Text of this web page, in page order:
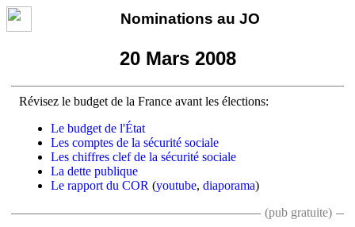
Nominations au JO
20 Mars 2008
Révisez le budget de la France avant les élections:
Le budget de l'État
Les comptes de la sécurité sociale
Les chiffres clef de la sécurité sociale
La dette publique
Le rapport du COR (youtube, diaporama)
(pub gratuite)